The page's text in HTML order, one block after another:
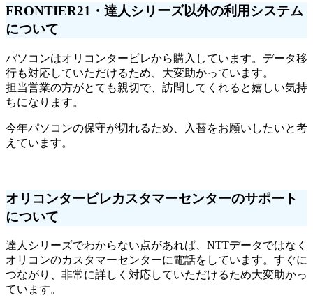
FRONTIER21・達人シリーズ以外の利用システム
について
パソコンはオリコンタービレから購入しています。データ移
行も対応していただけるため、大変助かっています。
担当営業の方がとても親切で、訪問してくれると嬉しい気持
ちになります。
今年パソコンの保守が切れるため、入替をお願いしたいと考
えています。
オリコンタービレカスタマーセンターのサポート
について
達人シリーズでわからない点があれば、NTTデータではなく
オリコンのカスタマーセンターに電話をしています。すぐに
つながり、非常に詳しく対応していただけるため大変助かっ
ています。